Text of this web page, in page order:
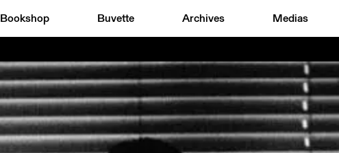
Bookshop Buvette Archives Medias